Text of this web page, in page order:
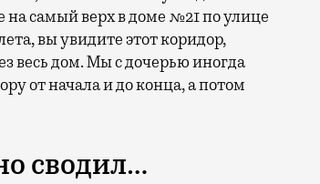
на самый верх в доме №21 по улице
вы увидите этот коридор,
весь дом. Мы с дочерью иногда
от начала и до конца, а потом
сводил…